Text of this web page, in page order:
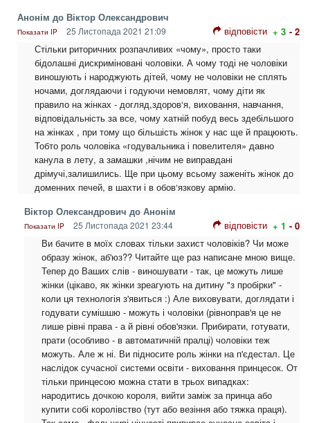
Анонім до Віктор Олександрович
Показати IP 25 Листопада 2021 21:09 відповісти + 3 - 2
Стільки риторичних розпачливих «чому», просто таки
бідолашні дискриміновані чоловіки. А чому тоді не чоловіки
виношують і народжують дітей, чому не чоловіки не сплять
ночами, доглядаючи і годуючи немовлят, чому діти як
правило на жінках - догляд,здоров‘я, виховання, навчання,
відповідальність за все, чому хатній побуд весь здебільшого
на жінках , при тому що більшість жінок у нас ще й працюють.
Тобто роль чоловіка «годувальника і повелителя» давно
канула в лету, а замашки ,нічим не виправдані
дрімучі,залишились. Ще при цьому всьому заженіть жінок до
доменних печей, в шахти і в обов‘язкову армію.
Віктор Олександрович до Анонім
Показати IP 25 Листопада 2021 23:44 відповісти + 1 - 0
Ви бачите в моїх словах тільки захист чоловіків? Чи може
образу жінок, аб'юз?? Читайте ще раз написане мною вище.
Тепер до Ваших слів - виношувати - так, це можуть лише
жінки (цікаво, як жінки зреагують на дитину "з пробірки" -
коли ця технологія з'явиться :) Але виховувати, доглядати і
годувати сумішшю - можуть і чоловіки (рівноправ'я це не
лише рівні права - а й рівні обов'язки. Прибирати, готувати,
прати (особливо - в автоматичній пралці) чоловіки теж
можуть. Але ж ні. Ви підносите роль жінки на п'єдестал. Це
наслідок сучасної системи освіти - виховання принцесок. От
тільки принцесою можна стати в трьох випадках:
народитись дочкою короля, вийти заміж за принца або
купити собі королівство (тут або везіння або тяжка праця).